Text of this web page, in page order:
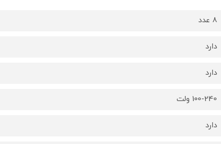
8 عدد
دارد
دارد
100-240 ولت
دارد